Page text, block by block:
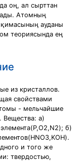
оң, ал сырттан
Атомның
ауданы
теориясында ең
из кристаллов.
свойствами
- мельчайшие
Вещества: а)
б)
и того же
твердостью,